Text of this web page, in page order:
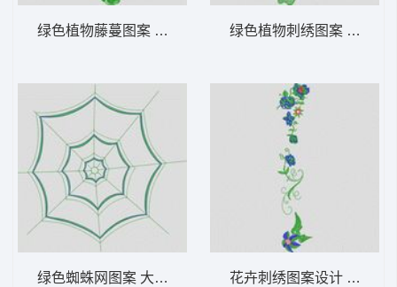
绿色植物藤蔓图案 大花样
绿色蜘蛛网图案 大花样
绿色植物刺绣图案 大花样
花卉刺绣图案设计 大花样